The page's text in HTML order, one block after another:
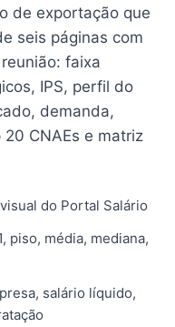
de exportação que
seis páginas com
faixa
IPS, perfil do
demanda,
CNAEs e matriz
do Portal Salário
piso, média, mediana,
salário líquido,